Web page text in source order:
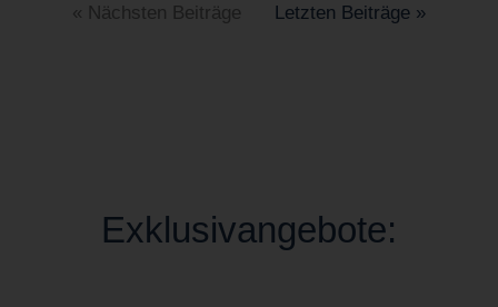
« Nächsten Beiträge Letzten Beiträge »
Exklusivangebote: